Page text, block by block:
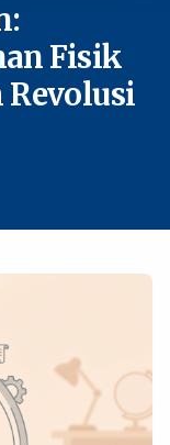
Fisik
Revolusi